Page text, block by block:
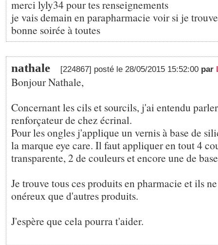
merci lyly34 pour tes renseignements
je vais demain en parapharmacie voir si je
bonne soirée à toutes
nathale [224867] posté le 28/05/2015 15:52:00 par
Bonjour Nathale,
Concernant les cils et sourcils, j'ai entendu
renforçateur de chez écrinal.
Pour les ongles j'applique un vernis à base de
la marque eye care. Il faut appliquer en tout 4
transparente, 2 de couleurs et encore une de
Je trouve tous ces produits en pharmacie et ils
onéreux que d'autres produits.
J'espère que cela pourra t'aider.